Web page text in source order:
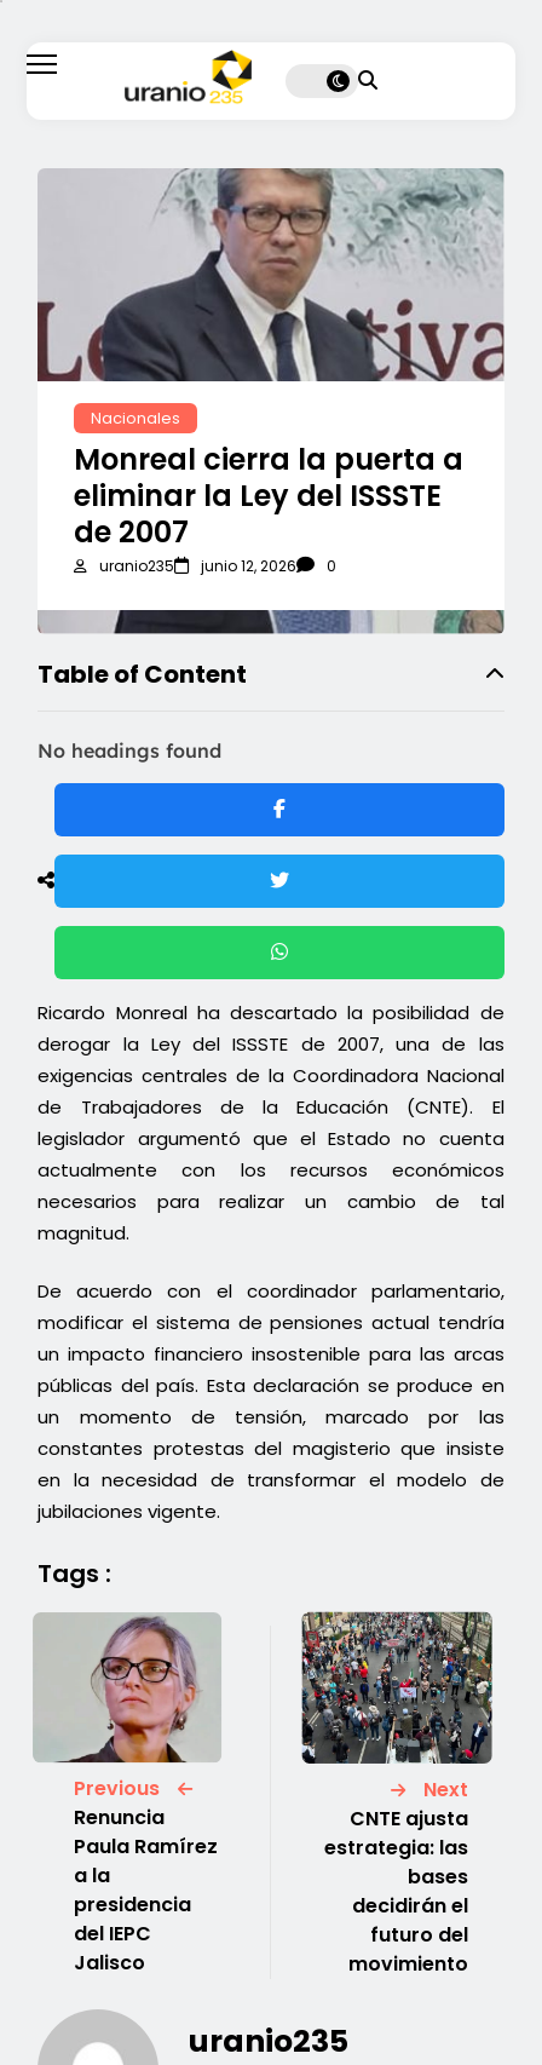
Nacionales
Monreal cierra la puerta a
eliminar la Ley del ISSSTE
de 2007
uranio235 junio 12, 2026 0
Table of Content
No headings found
Ricardo Monreal ha descartado la posibilidad de
derogar la Ley del ISSSTE de 2007, una de las
exigencias centrales de la Coordinadora Nacional
de Trabajadores de la Educación (CNTE). El
legislador argumentó que el Estado no cuenta
actualmente con los recursos económicos
necesarios para realizar un cambio de tal
magnitud.
De acuerdo con el coordinador parlamentario,
modificar el sistema de pensiones actual tendría
un impacto financiero insostenible para las arcas
públicas del país. Esta declaración se produce en
un momento de tensión, marcado por las
constantes protestas del magisterio que insiste
en la necesidad de transformar el modelo de
jubilaciones vigente.
Tags :
Previous
Renuncia
Paula Ramírez
a la
presidencia
del IEPC
Jalisco
Next
CNTE ajusta
estrategia: las
bases
decidirán el
futuro del
movimiento
uranio235